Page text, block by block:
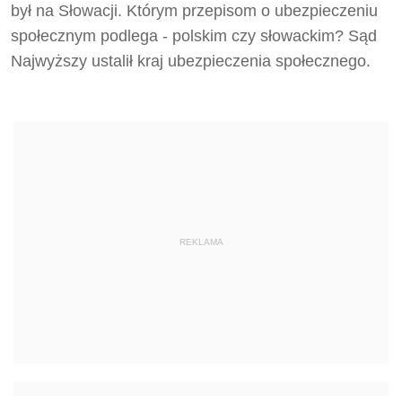
był na Słowacji. Którym przepisom o ubezpieczeniu
społecznym podlega - polskim czy słowackim? Sąd
Najwyższy ustalił kraj ubezpieczenia społecznego.
REKLAMA